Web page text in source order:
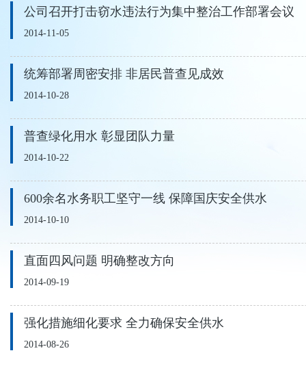
公司召开打击窃水违法行为集中整治工作部署会议
2014-11-05
统筹部署周密安排 非居民普查见成效
2014-10-28
普查绿化用水 彰显团队力量
2014-10-22
600余名水务职工坚守一线 保障国庆安全供水
2014-10-10
直面四风问题 明确整改方向
2014-09-19
强化措施细化要求 全力确保安全供水
2014-08-26